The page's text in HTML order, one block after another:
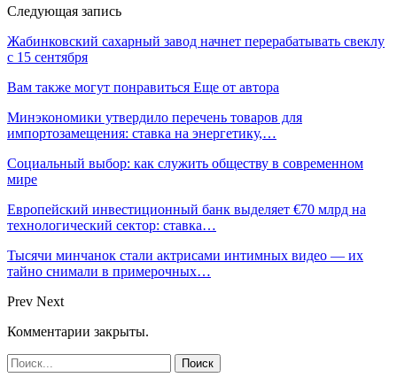
Следующая запись
Жабинковский сахарный завод начнет перерабатывать свеклу
с 15 сентября
Вам также могут понравиться Еще от автора
Минэкономики утвердило перечень товаров для
импортозамещения: ставка на энергетику,…
Социальный выбор: как служить обществу в современном
мире
Европейский инвестиционный банк выделяет €70 млрд на
технологический сектор: ставка…
Тысячи минчанок стали актрисами интимных видео — их
тайно снимали в примерочных…
Prev Next
Комментарии закрыты.